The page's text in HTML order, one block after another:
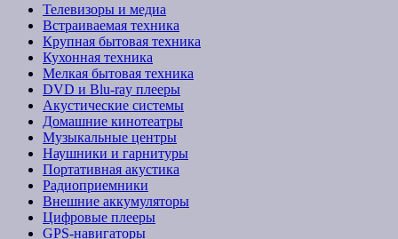
Телевизоры и медиа
Встраиваемая техника
Крупная бытовая техника
Кухонная техника
Мелкая бытовая техника
DVD и Blu-ray плееры
Акустические системы
Домашние кинотеатры
Музыкальные центры
Наушники и гарнитуры
Портативная акустика
Радиоприемники
Внешние аккумуляторы
Цифровые плееры
GPS-навигаторы